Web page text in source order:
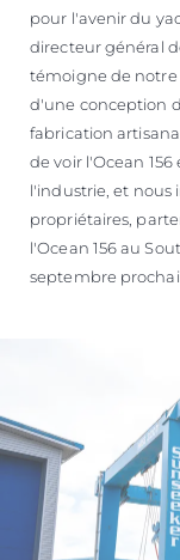
pour l'avenir du
directeur général
témoigne de
d'une conception
fabrication
de voir l'Ocean
l'industrie, et nous
propriétaires,
l'Ocean 156 au
septembre